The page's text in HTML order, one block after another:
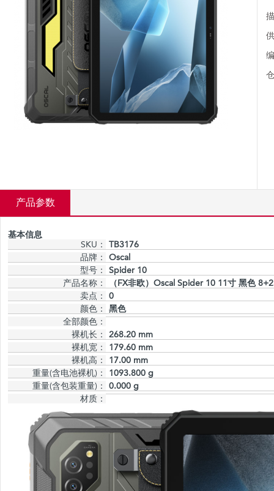
产品参数
基本信息
SKU：
TB3176
品牌：
Oscal
型号：
Spider 10
产品名称：
（FX非欧）Oscal Spider 10 11寸 黑色
卖点：
0
颜色：
黑色
全部颜色：
裸机长：
268.20 mm
裸机宽：
179.60 mm
裸机高：
17.00 mm
重量(含电池裸机)：
1093.800 g
重量(含包装重量)：
0.000 g
材质：